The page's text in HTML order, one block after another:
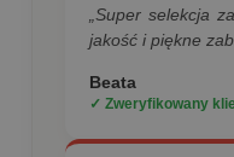
„Super selekcja
jakość i piękne
Beata
✓ Zweryfikowany